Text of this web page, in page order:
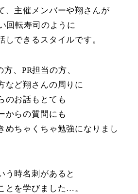
、主催メンバーや翔さんが
回転寿司のように
しできるスタイルです。
、PR担当の方、
など翔さんの周りに
のお話もとても
からの質問にも
めちゃくちゃ勉強になりまし
う時名刺があると
とを学びました…。